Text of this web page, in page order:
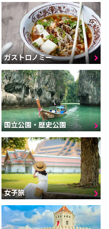
ガストロノミー
国立公園・歴史公園
女子旅